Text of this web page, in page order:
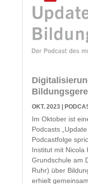
OKT. 2023|
Im Oktober ist
Podcasts
Podcastfolge
Institut mit Nicola
Grundschule am
Ruhr) über
erhielt